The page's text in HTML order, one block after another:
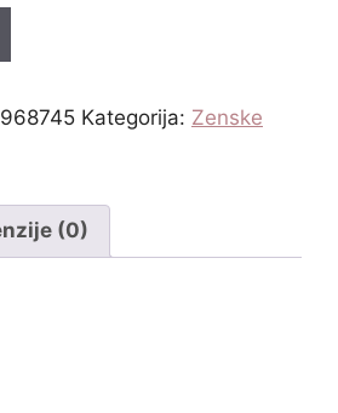
Kategorija: Zenske
(0)